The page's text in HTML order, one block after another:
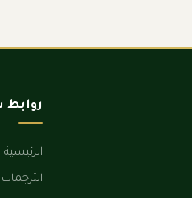
الرئيسية
الترجمات